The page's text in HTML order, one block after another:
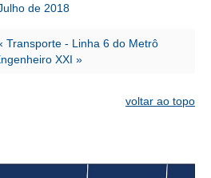
de 2018
Transporte - Linha 6 do Metrô
XXI »
voltar ao topo